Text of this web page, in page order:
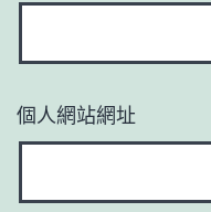
個人網站網址